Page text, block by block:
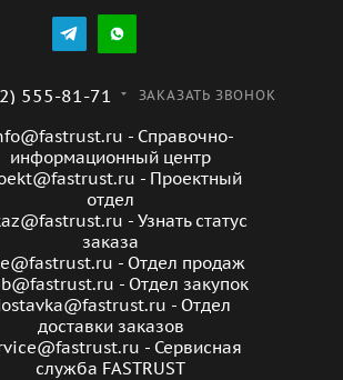
555-81-71 ЗАКАЗАТЬ ЗВОНОК
- Справочно-
информационный центр
- Проектный
отдел
- Узнать статус
заказа
- Отдел продаж
- Отдел закупок
- Отдел
доставки заказов
- Сервисная
служба FASTRUST